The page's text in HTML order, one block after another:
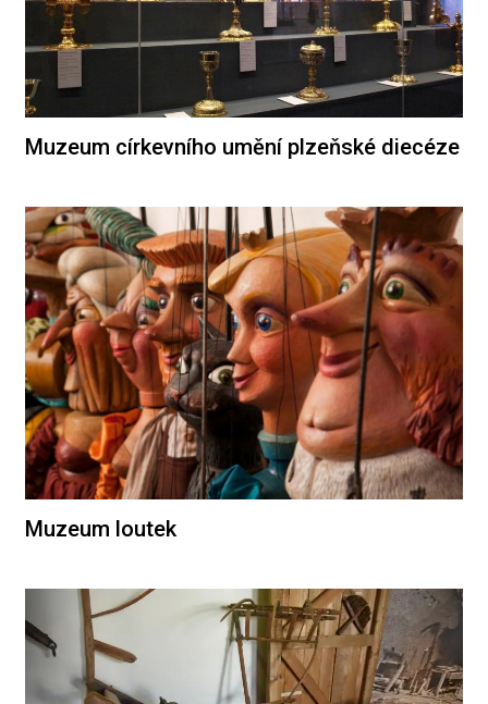
Muzeum církevního umění plzeňské diecéze
Muzeum loutek